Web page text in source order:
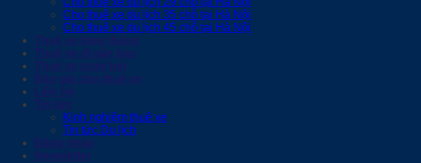
Cho thuê xe du lịch 35 chỗ tại Hà Nội
Cho thuê xe du lịch 45 chỗ tại Hà Nội
Thuê xe theo tháng
Thuê xe đi sân bay
Thuê xe cưới hỏi
Báo giá cho thuê xe
Liên hệ
Tin tức
Kinh nghiệm thuê xe
Tin tức Du lịch
Đăng nhập
Newsletter